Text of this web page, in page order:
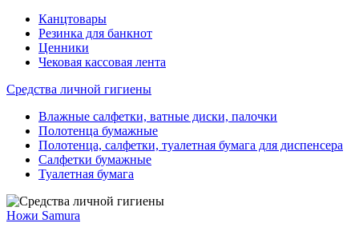
Канцтовары
Резинка для банкнот
Ценники
Чековая кассовая лента
Средства личной гигиены
Влажные салфетки, ватные диски, палочки
Полотенца бумажные
Полотенца, салфетки, туалетная бумага для диспенсера
Салфетки бумажные
Туалетная бумага
Ножи Samura